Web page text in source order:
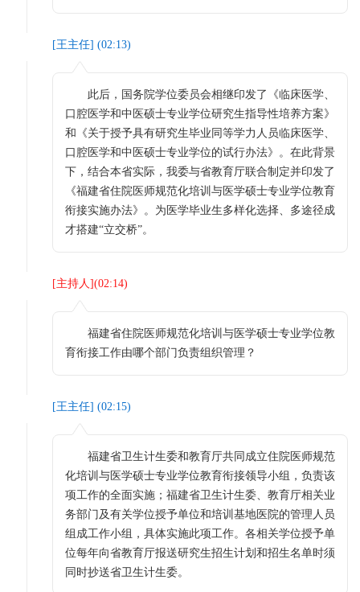
[王主任] (02:13)
此后，国务院学位委员会相继印发了《临床医学、
口腔医学和中医硕士专业学位研究生指导性培养方案》
和《关于授予具有研究生毕业同等学力人员临床医学、
口腔医学和中医硕士专业学位的试行办法》。在此背景
下，结合本省实际，我委与省教育厅联合制定并印发了
《福建省住院医师规范化培训与医学硕士专业学位教育
衔接实施办法》。为医学毕业生多样化选择、多途径成
才搭建“立交桥”。
[主持人 ](02:14)
福建省住院医师规范化培训与医学硕士专业学位教
育衔接工作由哪个部门负责组织管理？
[王主任] (02:15)
福建省卫生计生委和教育厅共同成立住院医师规范
化培训与医学硕士专业学位教育衔接领导小组，负责该
项工作的全面实施；福建省卫生计生委、教育厅相关业
务部门及有关学位授予单位和培训基地医院的管理人员
组成工作小组，具体实施此项工作。各相关学位授予单
位每年向省教育厅报送研究生招生计划和招生名单时须
同时抄送省卫生计生委。